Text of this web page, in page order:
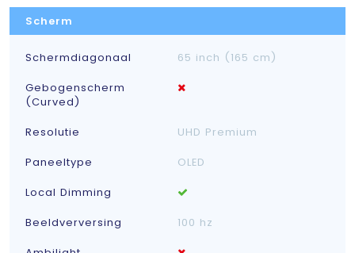
Scherm
Schermdiagonaal
65 inch (165 cm)
Gebogenscherm
(Curved)
Resolutie
UHD Premium
Paneeltype
OLED
Local Dimming
Beeldverversing
100 hz